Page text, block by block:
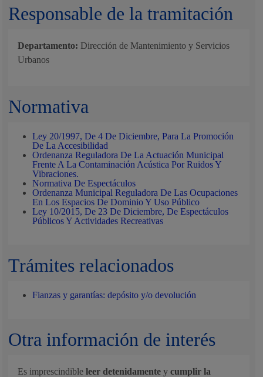
Responsable de la tramitación
Departamento: Dirección de Mantenimiento y Servicios
Urbanos
Normativa
Ley 20/1997, De 4 De Diciembre, Para La Promoción
De La Accesibilidad
Ordenanza Reguladora De La Actuación Municipal
Frente A La Contaminación Acústica Por Ruidos Y
Vibraciones.
Normativa De Espectáculos
Ordenanza Municipal Reguladora De Las Ocupaciones
En Los Espacios De Dominio Y Uso Público
Ley 10/2015, De 23 De Diciembre, De Espectáculos
Públicos Y Actividades Recreativas
Trámites relacionados
Fianzas y garantías: depósito y/o devolución
Otra información de interés
Es imprescindible leer detenidamente ycumplir la